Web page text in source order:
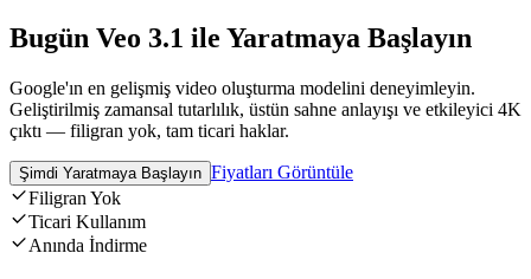
Bugün Veo 3.1 ile Yaratmaya Başlayın
Google'ın en gelişmiş video oluşturma modelini deneyimleyin.
Geliştirilmiş zamansal tutarlılık, üstün sahne anlayışı ve etkileyici 4K
çıktı — filigran yok, tam ticari haklar.
Şimdi Yaratmaya Başlayın Fiyatları Görüntüle
Filigran Yok
Ticari Kullanım
Anında İndirme